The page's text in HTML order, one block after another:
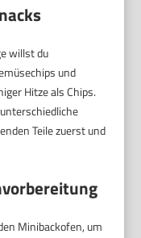
willst du
und
Hitze als Chips.
Teile zuerst und
Minibackofen, um